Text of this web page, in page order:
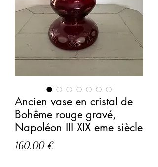
Ancien vase en cristal de
Bohême rouge gravé,
Napoléon III XIX eme siècle
160,00 €